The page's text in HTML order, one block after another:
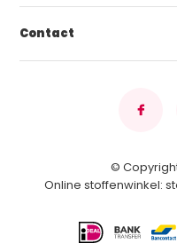
Contact
©
Online stoffenwinkel: